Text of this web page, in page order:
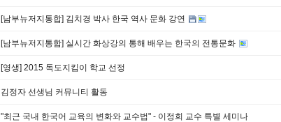
[남부뉴저지통합] 김치경 박사 한국 역사 문화 강연
[남부뉴저지통합] 실시간 화상강의 통해 배우는 한국의 전통문화
[영생] 2015 독도지킴이 학교 선정
김정자 선생님 커뮤니티 활동
"최근 국내 한국어 교육의 변화와 교수법" - 이정희 교수 특별 세미나